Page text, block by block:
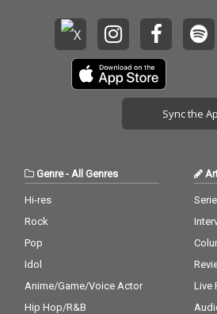
Sync the
Genre- All Genres
Hi-res
Rock
Pop
Idol
Anime/Game/Voice Actor
Hip Hop/R&B
Live